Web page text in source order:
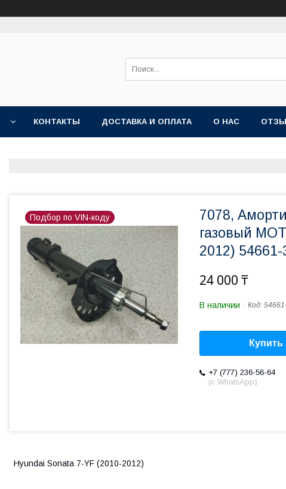
КОНТАКТЫ ДОСТАВКА И ОПЛАТА О НАС
Подбор по VIN-коду
7078,
газовый
2012) 54661-
24 000 ₸
В наличии Код:
Купить
+7 (777) 236-56-64
(с WhatsApp)
Hyundai Sonata 7-YF (2010-2012)